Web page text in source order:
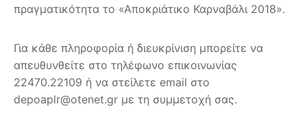
πραγματικότητα το «Αποκριάτικο Καρναβάλι 2018».
Για κάθε πληροφορία ή διευκρίνιση μπορείτε να
απευθυνθείτε στο τηλέφωνο επικοινωνίας
22470.22109 ή να στείλετε email στο
depoaplr@otenet.gr με τη συμμετοχή σας.